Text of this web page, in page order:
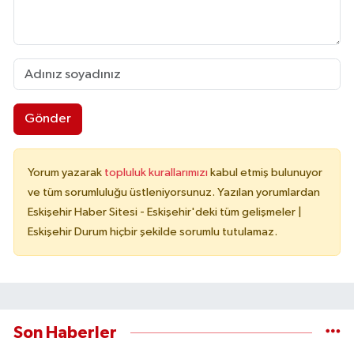
Gönder
Yorum yazarak topluluk kurallarımızı kabul etmiş bulunuyor
ve tüm sorumluluğu üstleniyorsunuz. Yazılan yorumlardan
Eskişehir Haber Sitesi - Eskişehir'deki tüm gelişmeler |
Eskişehir Durum hiçbir şekilde sorumlu tutulamaz.
Son Haberler